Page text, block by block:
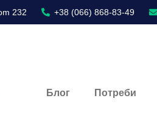
232 +38 (066) 868-83-49
Блог Потреби